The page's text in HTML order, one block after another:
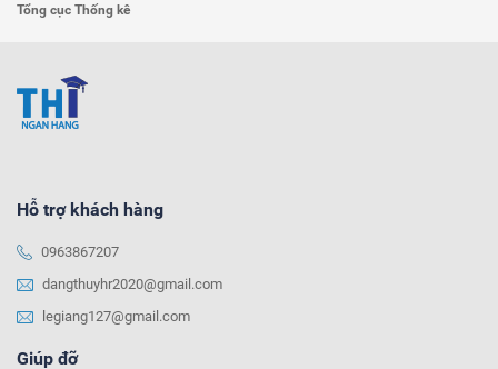
Tổng cục Thống kê
Hỗ trợ khách hàng
0963867207
dangthuyhr2020@gmail.com
legiang127@gmail.com
Giúp đỡ